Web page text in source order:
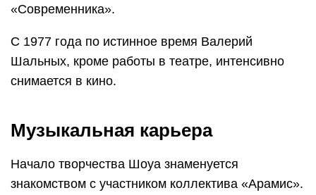
«Современника».
С 1977 года по истинное время Валерий
Шальных, кроме работы в театре, интенсивно
снимается в кино.
Музыкальная карьера
Начало творчества Шоуа знаменуется
знакомством с участником коллектива «Арамис».